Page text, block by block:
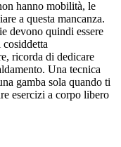
hanno mobilità, le
a questa mancanza.
devono quindi essere
ricorda di dedicare
Una tecnica
gamba sola quando ti
esercizi a corpo libero